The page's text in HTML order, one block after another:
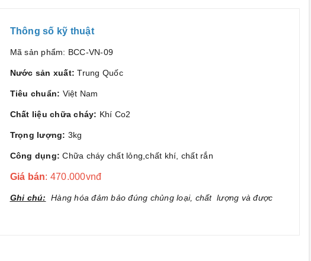
Thông số kỹ thuật
Mã sản phẩm: BCC-VN-09
Nước sản xuất: Trung Quốc
Tiêu chuẩn: Việt Nam
Chất liệu chữa cháy: Khí Co2
Trọng lượng: 3kg
Công dụng:Chữa cháy chất lỏng,chất khí, chất rắn
Giá bán: 470.000vnđ
Ghi chú:
Hàng hóa đảm bảo đúng chủng loại, chất lượng và được